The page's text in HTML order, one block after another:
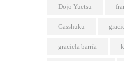
Dojo Yuetsu
Gasshuku
graciela barría